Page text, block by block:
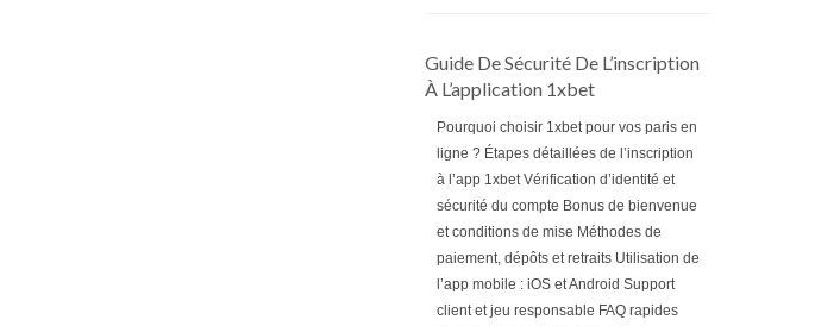
Guide De Sécurité De L’inscription
À L’application 1xbet
Pourquoi choisir 1xbet pour vos paris en
ligne ? Étapes détaillées de l’inscription
à l’app 1xbet Vérification d’identité et
sécurité du compte Bonus de bienvenue
et conditions de mise Méthodes de
paiement, dépôts et retraits Utilisation de
l’app mobile : iOS et Android Support
client et jeu responsable FAQ rapides